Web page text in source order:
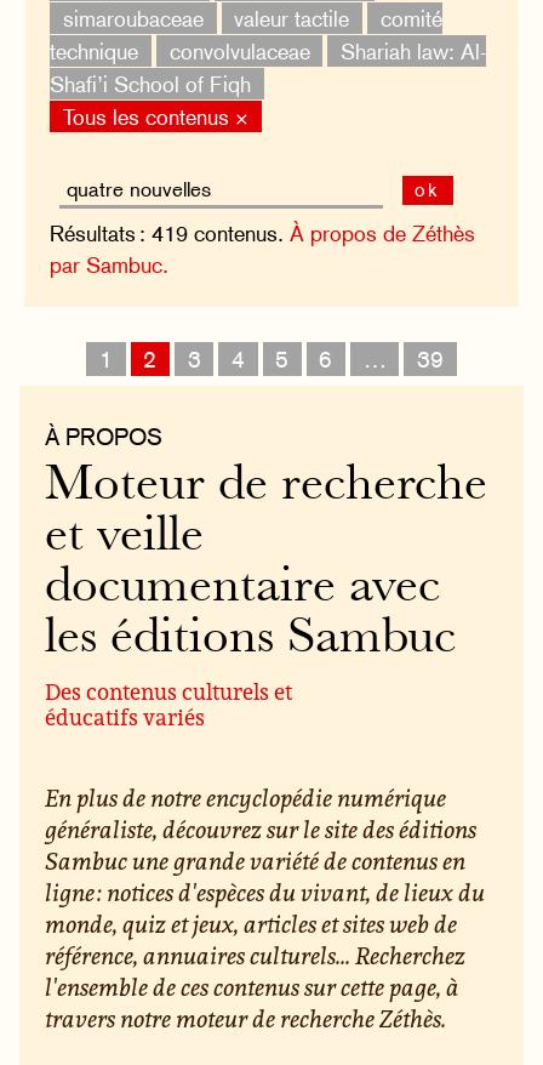
simaroubaceae
valeur tactile
comité
technique
convolvulaceae
Shariah law: Al-
Shafi’i School of Fiqh
Tous les contenus ×
ok
Résultats : 419 contenus.À propos de Zéthès
par Sambuc.
1 2 3 4 5 6 … 39
À PROPOS
Moteur de recherche
et veille
documentaire avec
les éditions Sambuc
Des contenus culturels et
éducatifs variés
En plus de notre encyclopédie numérique
généraliste, découvrez sur le site des éditions
Sambuc une grande variété de contenus en
ligne : notices d'espèces du vivant, de lieux du
monde, quiz et jeux, articles et sites web de
référence, annuaires culturels... Recherchez
l'ensemble de ces contenus sur cette page, à
travers notre moteur de recherche Zéthès.